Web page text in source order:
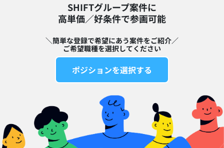
SHIFTグループ案件に
高単価／好条件で参画可能​
＼簡単な登録で希望にあう案件をご紹介／
ご希望職種を選択してください
ポジションを選択する